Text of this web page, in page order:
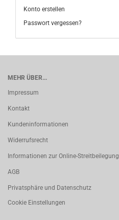
Konto erstellen
Passwort vergessen?
MEHR ÜBER...
Impressum
Kontakt
Kundeninformationen
Widerrufsrecht
Informationen zur Online-Streitbeilegung
AGB
Privatsphäre und Datenschutz
Cookie Einstellungen